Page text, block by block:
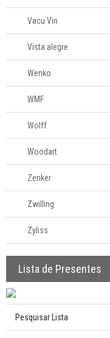
Vacu Vin
Vista alegre
Wenko
WMF
Wolff
Woodart
Zenker
Zwilling
Zyliss
Lista de Presentes
Pesquisar Lista